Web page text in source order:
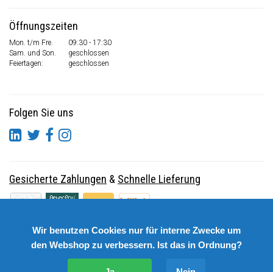
Öffnungszeiten
Mon. t/m Fre.
09:30 - 17:30
Sam. und Son.
geschlossen
Feiertagen:
geschlossen
Folgen Sie uns
Gesicherte Zahlungen & Schnelle Lieferung
Wir benutzen Cookies nur für interne Zwecke um
den Webshop zu verbessern. Ist das in Ordnung?